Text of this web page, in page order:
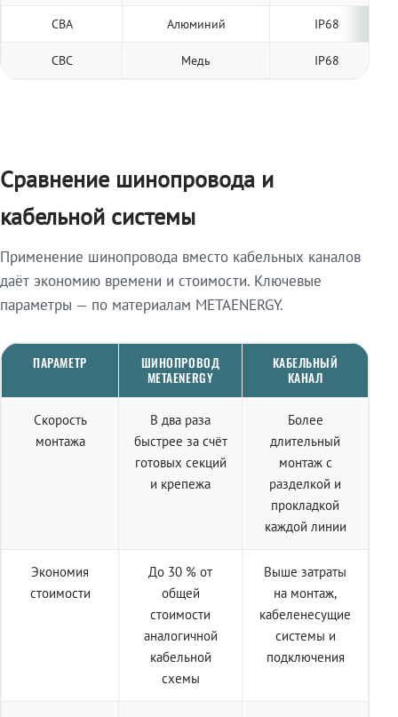
СВА Алюминий IP68
СВС Медь IP68
Сравнение шинопровода и
кабельной системы
Применение шинопровода вместо кабельных каналов
даёт экономию времени и стоимости. Ключевые
параметры — по материалам METAENERGY.
ПАРАМЕТР
ШИНОПРОВОД
METAENERGY
КАБЕЛЬНЫЙ
КАНАЛ
Скорость
монтажа
В два раза
быстрее за счёт
готовых секций
и крепежа
Более
длительный
монтаж с
разделкой и
прокладкой
каждой линии
Экономия
стоимости
До 30 % от
общей
стоимости
аналогичной
кабельной
схемы
Выше затраты
на монтаж,
кабеленесущие
системы и
подключения